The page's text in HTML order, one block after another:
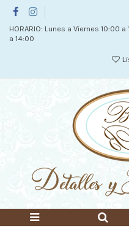
HORARIO: Lunes a Viernes 10:00
a 14:00